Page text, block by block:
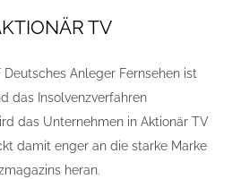
TV
Deutsches Anleger Fernsehen ist
das Insolvenzverfahren
das Unternehmen in Aktionär TV
damit enger an die starke Marke
heran.